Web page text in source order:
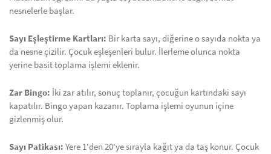
nesnelerle başlar.
Sayı Eşleştirme Kartları: Bir karta sayı, diğerine o sayıda nokta ya
da nesne çizilir. Çocuk eşleşenleri bulur. İlerleme olunca nokta
yerine basit toplama işlemi eklenir.
Zar Bingo: İki zar atılır, sonuç toplanır, çocuğun kartındaki sayı
kapatılır. Bingo yapan kazanır. Toplama işlemi oyunun içine
gizlenmiş olur.
Sayı Patikası: Yere 1'den 20'ye sırayla kağıt ya da taş konur. Çocuk